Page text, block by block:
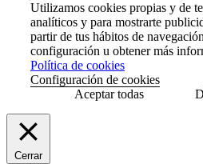
Utilizamos cookies propias y de
analíticos y para mostrarte
partir de tus hábitos de
configuración u obtener más
Política de cookies
Configuración de cookies
Aceptar todas
Cerrar